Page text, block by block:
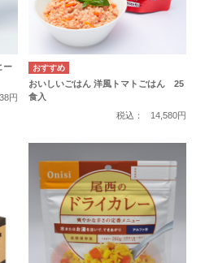
ー
円
おいしいごはん 洋風トマトごはん 25
食入
税込：
14,580円